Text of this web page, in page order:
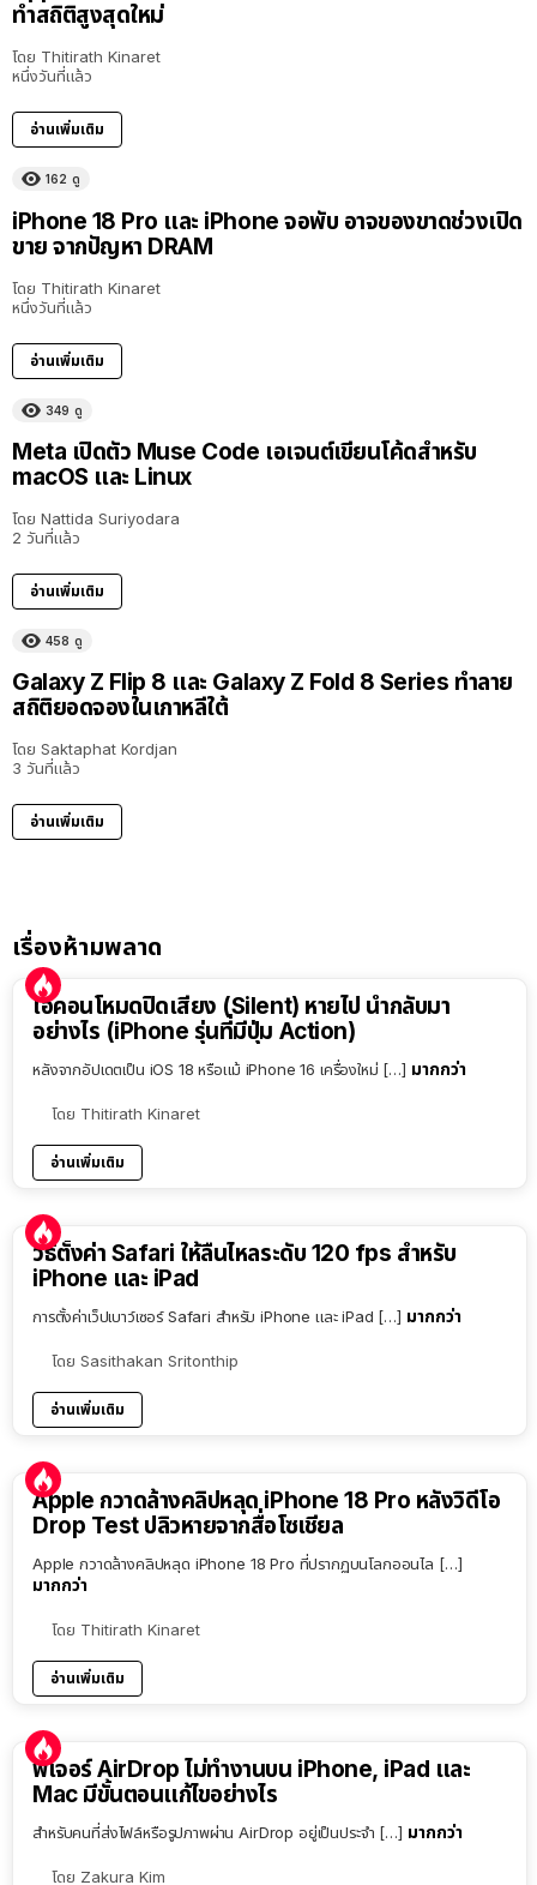
ทำสถิติสูงสุดใหม่
โดย Thitirath Kinaret
หนึ่งวันที่แล้ว
อ่านเพิ่มเติม
162 ดู
iPhone 18 Pro และ iPhone จอพับ อาจของขาดช่วงเปิด
ขาย จากปัญหา DRAM
โดย Thitirath Kinaret
หนึ่งวันที่แล้ว
อ่านเพิ่มเติม
349 ดู
Meta เปิดตัว Muse Code เอเจนต์เขียนโค้ดสำหรับ
macOS และ Linux
โดย Nattida Suriyodara
2 วันที่แล้ว
อ่านเพิ่มเติม
458 ดู
Galaxy Z Flip 8 และ Galaxy Z Fold 8 Series ทำลาย
สถิติยอดจองในเกาหลีใต้
โดย Saktaphat Kordjan
3 วันที่แล้ว
อ่านเพิ่มเติม
เรื่องห้ามพลาด
ไอคอนโหมดปิดเสียง (Silent) หายไป นำกลับมา
อย่างไร (iPhone รุ่นที่มีปุ่ม Action)
หลังจากอัปเดตเป็น iOS 18 หรือแม้ iPhone 16 เครื่องใหม่ […] มากกว่า
โดย Thitirath Kinaret
อ่านเพิ่มเติม
วิธีตั้งค่า Safari ให้ลื่นไหลระดับ 120 fps สำหรับ
iPhone และ iPad
การตั้งค่าเว็ปเบาว์เซอร์ Safari สำหรับ iPhone และ iPad […] มากกว่า
โดย Sasithakan Sritonthip
อ่านเพิ่มเติม
Apple กวาดล้างคลิปหลุด iPhone 18 Pro หลังวิดีโอ
Drop Test ปลิวหายจากสื่อโซเชียล
Apple กวาดล้างคลิปหลุด iPhone 18 Pro ที่ปรากฏบนโลกออนไล […]
มากกว่า
โดย Thitirath Kinaret
อ่านเพิ่มเติม
ฟีเจอร์ AirDrop ไม่ทำงานบน iPhone, iPad และ
Mac มีขั้นตอนแก้ไขอย่างไร
สำหรับคนที่ส่งไฟล์หรือรูปภาพผ่าน AirDrop อยู่เป็นประจำ […] มากกว่า
โดย Zakura Kim